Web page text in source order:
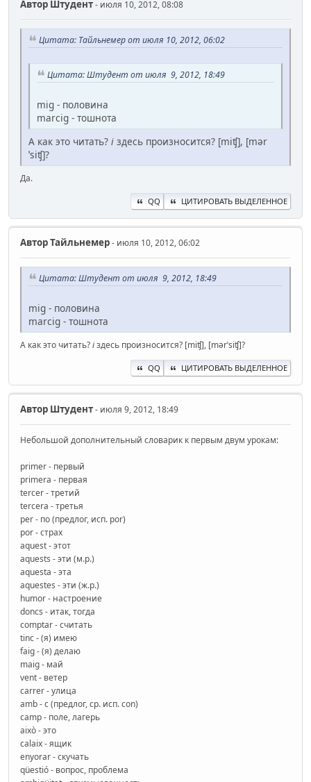
Автор Штудент- июля 10, 2012, 08:08
Цитата: Тайльнемер от июля 10, 2012, 06:02
Цитата: Штудент от июля 9, 2012, 18:49
mig - половина
marcig - тошнота
А как это читать? i здесь произносится? [miʧ], [mǝr
ˈsiʧ]?
Да.
QQ ЦИТИРОВАТЬ ВЫДЕЛЕННОЕ
АвторТайльнемер- июля 10, 2012, 06:02
Цитата: Штудент от июля 9, 2012, 18:49
mig - половина
marcig - тошнота
А как это читать?iздесь произносится? [miʧ], [mǝrˈsiʧ]?
QQ ЦИТИРОВАТЬ ВЫДЕЛЕННОЕ
Автор Штудент- июля 9, 2012, 18:49
Небольшой дополнительный словарик к первым двум урокам:
primer - первый
primera - первая
tercer - третий
tercera - третья
per - по (предлог, исп. por)
por - страх
aquest - этот
aquests - эти (м.р.)
aquesta - эта
aquestes - эти (ж.р.)
humor - настроение
doncs - итак, тогда
comptar - считать
tinc - (я) имею
faig - (я) делаю
maig - май
vent - ветер
carrer - улица
amb - с (предлог, ср. исп. con)
camp - поле, лагерь
això - это
calaix - ящик
enyorar - скучать
qüestió - вопрос, проблема